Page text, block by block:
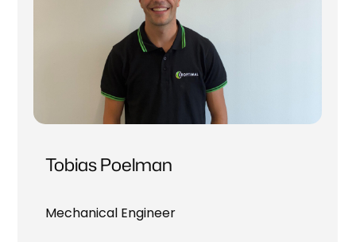
Tobias Poelman
Mechanical Engineer